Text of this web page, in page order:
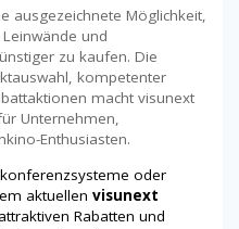
ausgezeichnete Möglichkeit,
und
zu kaufen. Die
kompetenter
macht visunext
Unternehmen,
Enthusiasten.
oder
aktuellen visunext
Rabatten und